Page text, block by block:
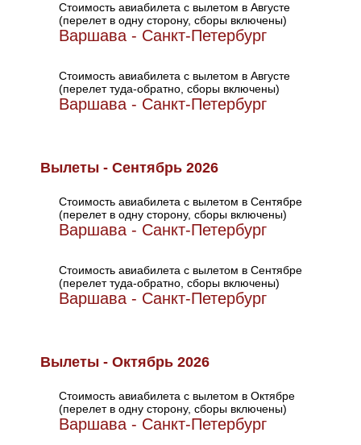
Стоимость авиабилета с вылетом в Августе
(перелет в одну сторону, сборы включены)
Варшава - Санкт-Петербург
Стоимость авиабилета с вылетом в Августе
(перелет туда-обратно, сборы включены)
Варшава - Санкт-Петербург
Вылеты - Сентябрь 2026
Стоимость авиабилета с вылетом в Сентябре
(перелет в одну сторону, сборы включены)
Варшава - Санкт-Петербург
Стоимость авиабилета с вылетом в Сентябре
(перелет туда-обратно, сборы включены)
Варшава - Санкт-Петербург
Вылеты - Октябрь 2026
Стоимость авиабилета с вылетом в Октябре
(перелет в одну сторону, сборы включены)
Варшава - Санкт-Петербург